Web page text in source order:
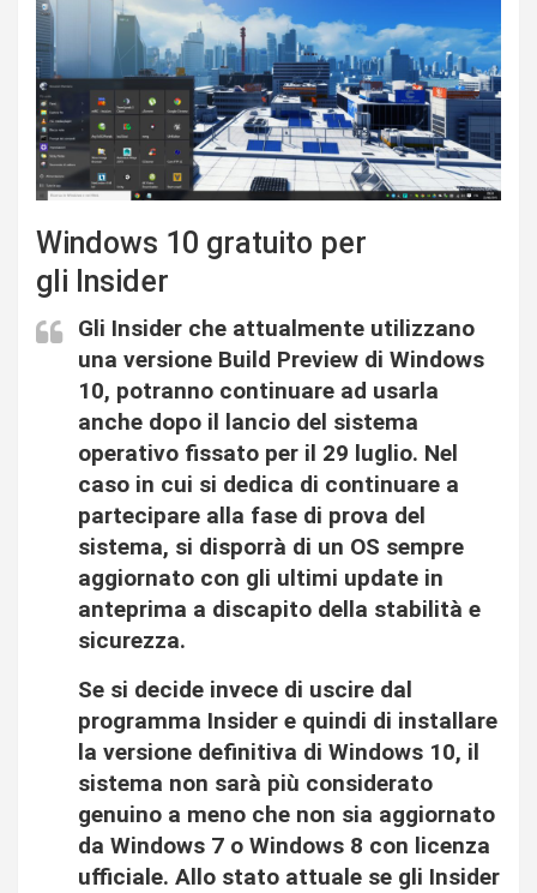
Windows 10 gratuito per
gli Insider
Gli Insider che attualmente utilizzano
una versione Build Preview di Windows
10, potranno continuare ad usarla
anche dopo il lancio del sistema
operativo fissato per il 29 luglio. Nel
caso in cui si dedica di continuare a
partecipare alla fase di prova del
sistema, si disporrà di un OS sempre
aggiornato con gli ultimi update in
anteprima a discapito della stabilità e
sicurezza.
Se si decide invece di uscire dal
programma Insider e quindi di installare
la versione definitiva di Windows 10, il
sistema non sarà più considerato
genuino a meno che non sia aggiornato
da Windows 7 o Windows 8 con licenza
ufficiale. Allo stato attuale se gli Insider